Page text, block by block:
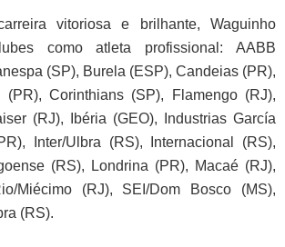
vitoriosa e brilhante, Waguinho
como atleta profissional: AABB
(SP), Burela (ESP), Candeias (PR),
(PR), Corinthians (SP), Flamengo (RJ),
(RJ), Ibéria (GEO), Industrias García
Inter/Ulbra (RS), Internacional (RS),
(RS), Londrina (PR), Macaé (RJ),
Miécimo (RJ), SEI/Dom Bosco (MS),
(RS).